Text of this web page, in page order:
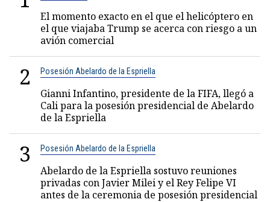
El momento exacto en el que el helicóptero en
el que viajaba Trump se acerca con riesgo a un
avión comercial
2 Posesión Abelardo de la Espriella
Gianni Infantino, presidente de la FIFA, llegó a
Cali para la posesión presidencial de Abelardo
de la Espriella
3 Posesión Abelardo de la Espriella
Abelardo de la Espriella sostuvo reuniones
privadas con Javier Milei y el Rey Felipe VI
antes de la ceremonia de posesión presidencial